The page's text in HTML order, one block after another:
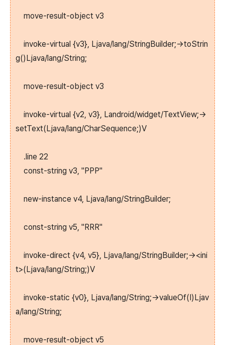
move-result-object v3
invoke-virtual {v3}, Ljava/lang/StringBuilder;->toStrin
g()Ljava/lang/String;
move-result-object v3
invoke-virtual {v2, v3}, Landroid/widget/TextView;->
setText(Ljava/lang/CharSequence;)V
.line 22
const-string v3, "PPP"
new-instance v4, Ljava/lang/StringBuilder;
const-string v5, "RRR"
invoke-direct {v4, v5}, Ljava/lang/StringBuilder;-><ini
t>(Ljava/lang/String;)V
invoke-static {v0}, Ljava/lang/String;->valueOf(I)Ljav
a/lang/String;
move-result-object v5